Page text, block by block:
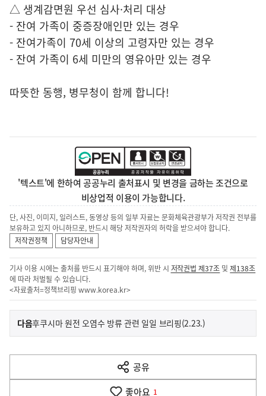
△ 생계감면원 우선 심사·처리 대상
- 잔여 가족이 중증장애인만 있는 경우
- 잔여가족이 70세 이상의 고령자만 있는 경우
- 잔여 가족이 6세 미만의 영유아만 있는 경우
따뜻한 동행, 병무청이 함께 합니다!
'텍스트'에 한하여 공공누리 출처표시 및 변경을 금하는 조건으로
비상업적 이용이 가능합니다.
단, 사진, 이미지, 일러스트, 동영상 등의 일부 자료는 문화체육관광부가 저작권 전부를
보유하고 있지 아니하므로, 반드시 해당 저작권자의 허락을 받으셔야 합니다.
저작권정책
담당자안내
기사 이용 시에는 출처를 반드시 표기해야 하며, 위반 시 저작권법 제37조 및제138조
에 따라 처벌될 수 있습니다.
<자료출처=정책브리핑 www.korea.kr>
이
전
다
음
다음기
후쿠시마 원전 오염수 방류 관련 일일 브리핑(2.23.)
공유
열
기
좋아요 1